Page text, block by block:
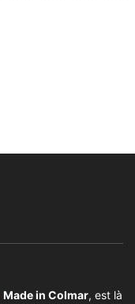
Made in Colmar, est là